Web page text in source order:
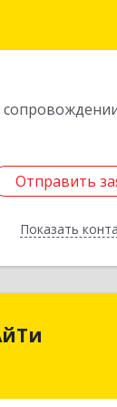
Отправить
Показать
Отправить
Назад
обл,